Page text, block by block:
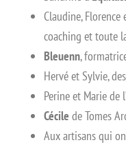
Claudine,
coaching et toute
Bleuenn,
Hervé et Sylvie, des
Perine et Marie de
Cécile de Tomes
Aux artisans qui